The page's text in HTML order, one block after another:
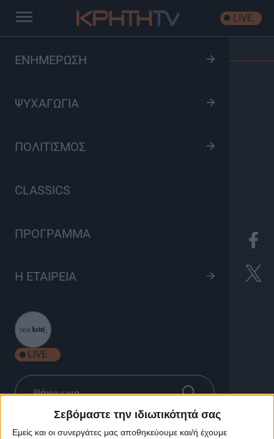
Σεβόμαστε την ιδιωτικότητά σας
Εμείς και οι συνεργάτες μας αποθηκεύουμε και/ή έχουμε
ΕΝΗΜΕΡΩΣΗ
ΨΥΧΑΓΩΓΙΑ
ΠΟΛΙΤΙΣΜΟΣ
CLASSICS
ΠΡΟΓΡΑΜΜΑ
Η ΕΤΑΙΡΕΙΑ
LIVE
LIVE
K Ψυχαγωγία
Προγραμμάτα
Εορταστικά Προγραμμάτα